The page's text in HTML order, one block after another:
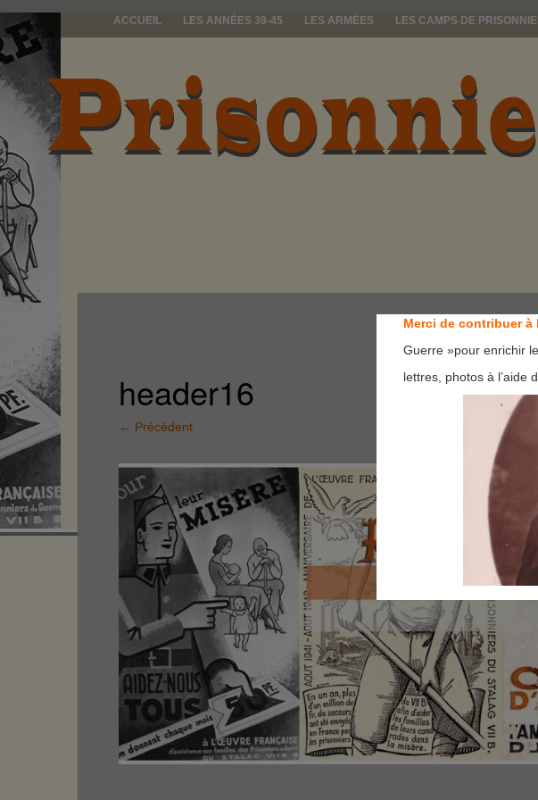
ACCUEIL LES ANNÉES 39-45 LES ARMÉES LES CAMPS DE
prisonniers de
header16
← Précédent
Merci de contribuer à
Guerre »pour enrichir
lettres, photos à l’aide